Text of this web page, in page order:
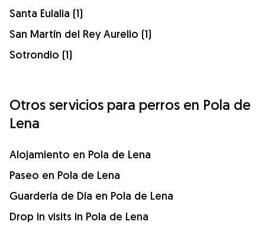
Santa Eulalia (1)
San Martín del Rey Aurelio (1)
Sotrondio (1)
Otros servicios para perros en Pola de
Lena
Alojamiento en Pola de Lena
Paseo en Pola de Lena
Guardería de Día en Pola de Lena
Drop in visits in Pola de Lena